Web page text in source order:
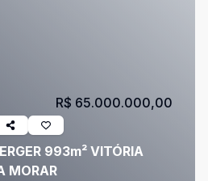
993m² VITÓRIA
MORAR
R$ 65.000.000,00